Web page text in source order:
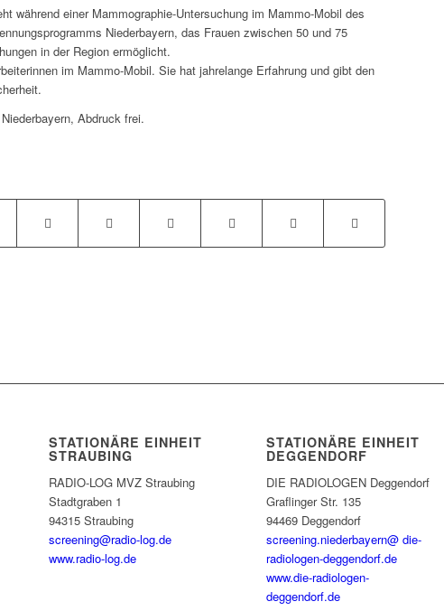
im Mammo-Mobil. Sie hat jahrelange Erfahrung und gibt den
Abdruck frei.
STATIONÄRE EINHEIT
STRAUBING
RADIO-LOG MVZ Straubing
Stadtgraben 1
94315 Straubing
screening@radio-log.de
www.radio-log.de
STATIONÄRE EINHEIT
DEGGENDORF
DIE RADIOLOGEN Deggendorf
Graflinger Str. 135
94469 Deggendorf
screening.niederbayern@ die-
radiologen-deggendorf.de
www.die-radiologen-
deggendorf.de